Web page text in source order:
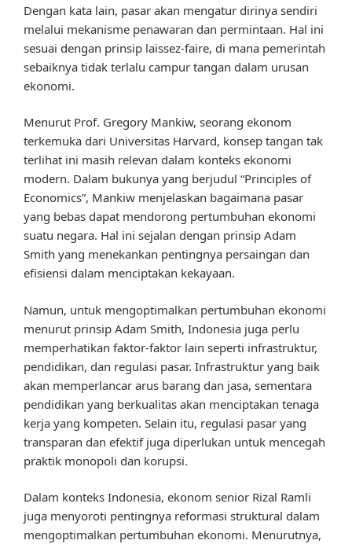
Dengan kata lain, pasar akan mengatur dirinya sendiri
melalui mekanisme penawaran dan permintaan. Hal ini
sesuai dengan prinsip laissez-faire, di mana pemerintah
sebaiknya tidak terlalu campur tangan dalam urusan
ekonomi.
Menurut Prof. Gregory Mankiw, seorang ekonom
terkemuka dari Universitas Harvard, konsep tangan tak
terlihat ini masih relevan dalam konteks ekonomi
modern. Dalam bukunya yang berjudul “Principles of
Economics”, Mankiw menjelaskan bagaimana pasar
yang bebas dapat mendorong pertumbuhan ekonomi
suatu negara. Hal ini sejalan dengan prinsip Adam
Smith yang menekankan pentingnya persaingan dan
efisiensi dalam menciptakan kekayaan.
Namun, untuk mengoptimalkan pertumbuhan ekonomi
menurut prinsip Adam Smith, Indonesia juga perlu
memperhatikan faktor-faktor lain seperti infrastruktur,
pendidikan, dan regulasi pasar. Infrastruktur yang baik
akan memperlancar arus barang dan jasa, sementara
pendidikan yang berkualitas akan menciptakan tenaga
kerja yang kompeten. Selain itu, regulasi pasar yang
transparan dan efektif juga diperlukan untuk mencegah
praktik monopoli dan korupsi.
Dalam konteks Indonesia, ekonom senior Rizal Ramli
juga menyoroti pentingnya reformasi struktural dalam
mengoptimalkan pertumbuhan ekonomi. Menurutnya,